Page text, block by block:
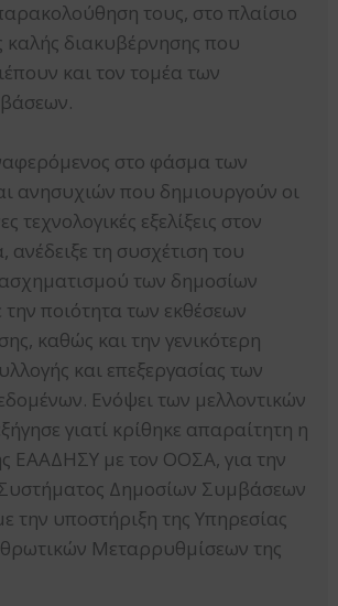
τους, στο πλαίσιο
διακυβέρνησης που
και τον τομέα των
στο φάσμα των
ανησυχιών που δημιουργούν οι
τεχνολογικές εξελίξεις στον
ανέδειξε τη συσχέτιση του
των δημοσίων
ποιότητα των εκθέσεων
καθώς και την γενικότερη
και επεξεργασίας των
Ενόψει των μελλοντικών
γιατί κρίθηκε απαραίτητη η
ΕΑΑΔΗΣΥ με τον ΟΟΣΑ, για την
Δημοσίων Συμβάσεων
την υποστήριξη της Υπηρεσίας
Μεταρρυθμίσεων της